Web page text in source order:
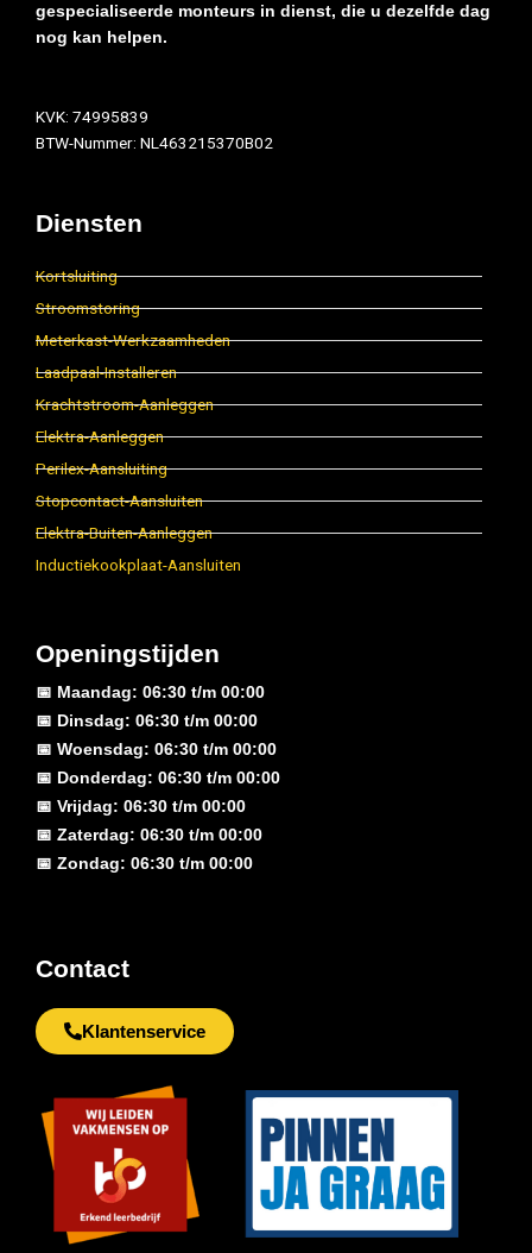
gespecialiseerde monteurs in dienst, die u dezelfde dag
nog kan helpen.
KVK: 74995839
BTW-Nummer: NL463215370B02
Diensten
Kortsluiting
Stroomstoring
Meterkast-Werkzaamheden
Laadpaal-Installeren
Krachtstroom-Aanleggen
Elektra-Aanleggen
Perilex-Aansluiting
Stopcontact-Aansluiten
Elektra-Buiten-Aanleggen
Inductiekookplaat-Aansluiten
Openingstijden
📅 Maandag: 06:30 t/m 00:00
📅 Dinsdag: 06:30 t/m 00:00
📅 Woensdag: 06:30 t/m 00:00
📅 Donderdag: 06:30 t/m 00:00
📅 Vrijdag: 06:30 t/m 00:00
📅 Zaterdag: 06:30 t/m 00:00
📅 Zondag: 06:30 t/m 00:00
Contact
Klantenservice